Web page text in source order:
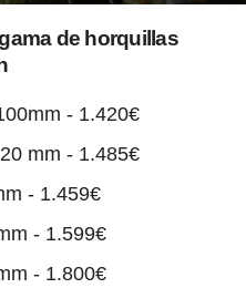
de horquillas
- 1.420€
mm - 1.485€
- 1.459€
- 1.599€
- 1.800€